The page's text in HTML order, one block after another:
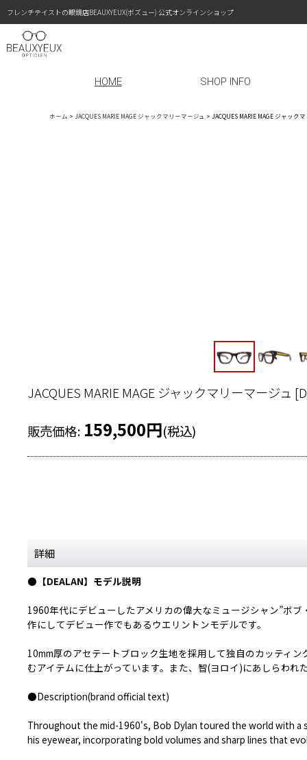
フレンチテイストの眼鏡店BEAUXYEUX(ボズュー) 公式オンラインショップ
HOME SHOP INFO
ホーム > JACQUES MARIE MAGE ジャックマリーマージュ > JACQUES MARIE MAGE ジャック
JACQUES MARIE MAGE ジャックマリーマージュ [
販売価格: 159,500円(税込)
詳細
●【DEALAN】モデル説明
1960年代にデビューしたアメリカの偉大なミュージシャン”ボ
作にしてデビュー作でもあるウエリントンモデルです。
10mm厚のアセテートブロック生地を採用して独自のカッティ
むアイテムに仕上がっています。また、智(ヨロイ)にあしらわ
●Description(brand official text)
Throughout the mid-1960's, Bob Dylan toured the world with a
his eyewear, incorporating bold volumes and sharp lines that